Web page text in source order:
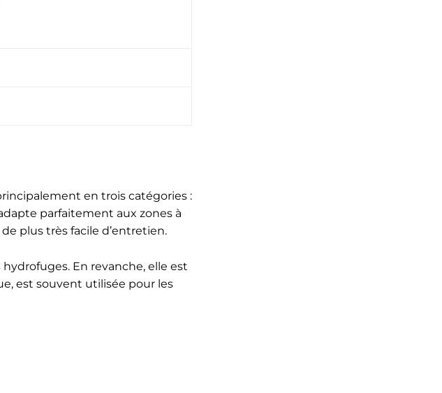
en trois catégories :
parfaitement aux zones à
plus très facile d’entretien.
En revanche, elle est
est souvent utilisée pour les